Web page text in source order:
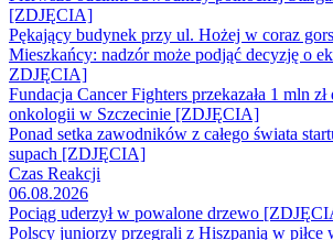
[ZDJĘCIA]
Pękający budynek przy ul. Hożej w coraz
Mieszkańcy: nadzór może podjąć decyzję o
ZDJĘCIA]
Fundacja Cancer Fighters przekazała 1 mln
onkologii w Szczecinie [ZDJĘCIA]
Ponad setka zawodników z całego świata
supach [ZDJĘCIA]
Czas Reakcji
06.08.2026
Pociąg uderzył w powalone drzewo
Polscy juniorzy przegrali z Hiszpanią w